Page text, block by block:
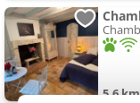
5.6 km